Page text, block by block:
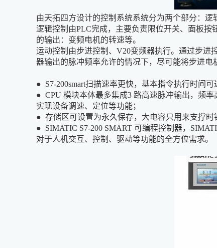
由天拓四方设计的控制系统系统分为两个部分：逻
逻辑控制由PLC完成，主要负责限位开关、面板
的输出：变频电机的转速等。
运动控制由步进控制、V20变频器执行。通过步进
器输出的脉冲频率允许的情况下，尽可能将步进电
● S7-200smart扫描速率更快，基本指令执行时间可
● CPU 模块本体最多集成3 路高速脉冲输出，频
实现设备调速、定位等功能；
● 存储区可设置为永久保存，大电容只用来支撑时
● SIMATIC S7-200 SMART 可编程控制器，
对于人机交互、控制、驱动等功能的全方位需求。